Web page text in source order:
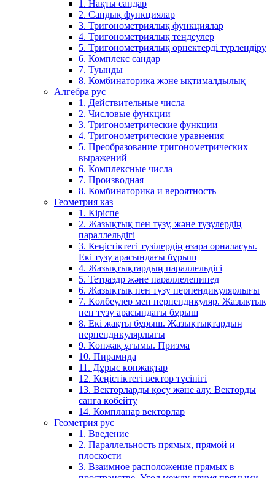
1. Нақты сандар
2. Сандық функциялар
3. Тригонометриялық функциялар
4. Тригонометриялық теңдеулер
5. Тригонометриялық өрнектерді түрлендіру
6. Комплекс сандар
7. Туынды
8. Комбинаторика және ықтималдылық
Алгебра рус
1. Действительные числа
2. Числовые функции
3. Тригонометрические функции
4. Тригонометрические уравнения
5. Преобразование тригонометрических
выражений
6. Комплексные числа
7. Производная
8. Комбинаторика и вероятность
Геометрия каз
1. Кіріспе
2. Жазықтық пен түзу, және түзулердің
параллельдігі
3. Кеңістіктегі түзілердің өзара орналасуы.
Екі түзу арасындағы бұрыш
4. Жазықтықтардың параллельдігі
5. Тетраэдр және параллелепипед
6. Жазықтық пен түзу перпендикулярлығы
7. Көлбеулер мен перпендикуляр. Жазықтық
пен түзу арасындағы бұрыш
8. Екі жақты бұрыш. Жазықтықтардың
перпендикулярлығы
9. Көпжақ ұғымы. Призма
10. Пирамида
11. Дұрыс көпжақтар
12. Кеңістіктегі вектор түсінігі
13. Векторларды қосу және алу. Векторды
санға көбейту
14. Компланар векторлар
Геометрия рус
1. Введение
2. Параллельность прямых, прямой и
плоскости
3. Взаимное расположение прямых в